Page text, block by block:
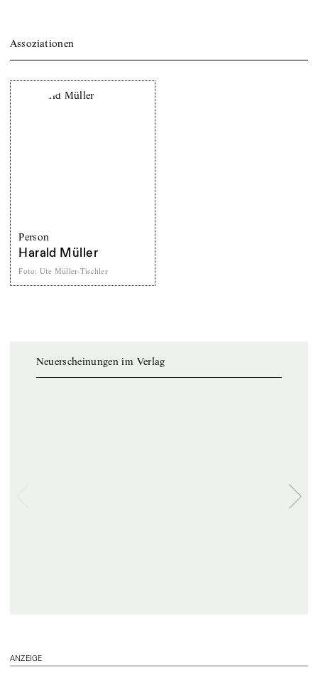
Assoziationen
Person
Harald Müller
Foto: Ute Müller-Tischler
Neuerscheinungen im Verlag
ANZEIGE